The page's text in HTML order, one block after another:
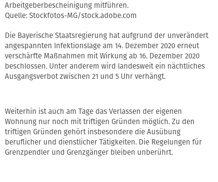
Arbeitgeberbescheinigung mitführen.
Quelle: Stockfotos-MG/stock.adobe.com
Die Bayerische Staatsregierung hat aufgrund der unverändert
angespannten Infektionslage am 14. Dezember 2020 erneut
verschärfte Maßnahmen mit Wirkung ab 16. Dezember 2020
beschlossen. Unter anderem wird landesweit ein nächtliches
Ausgangsverbot zwischen 21 und 5 Uhr verhängt.
Weiterhin ist auch am Tage das Verlassen der eigenen
Wohnung nur noch mit triftigen Gründen möglich. Zu den
triftigen Gründen gehört insbesondere die Ausübung
beruflicher und dienstlicher Tätigkeiten. Die Regelungen für
Grenzpendler und Grenzgänger bleiben unberührt.